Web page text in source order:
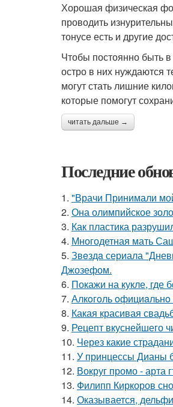
Хорошая физическая
проводить
тонусе есть и другие
Чтобы постоянно быть
остро в них нуждаются
могут стать лишние
которые помогут
читать дальше →
Последние
1. "Врачи Принимали
2. Она олимпийское
3. Как пластика
4. Многодетная мать
5. Звeздa сериала
Джозефом.
6. Покажи на кукле, где
7. Алкoгoль
8. Какая красивая
9. Рецепт вкуснейшего
10. Через какие
11. У принцессы Дианы
12. Вокруг промо - арта
13. Филипп Киркоров
14. Оказывается,